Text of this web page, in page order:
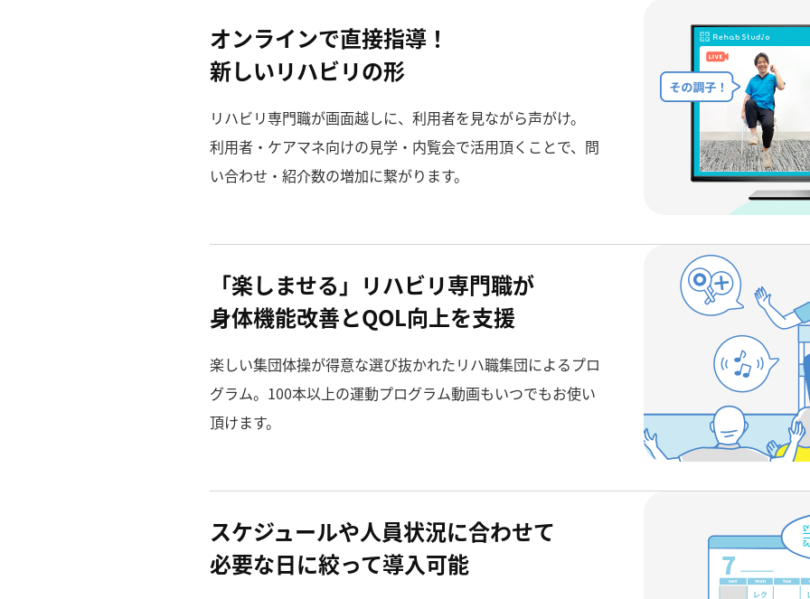
オンラインで直接指導！
新しいリハビリの形
リハビリ専門職が画面越しに、利用者を見ながら声がけ。
利用者・ケアマネ向けの見学・内覧会で活用頂くことで、問
い合わせ・紹介数の増加に繋がります。
「楽しませる」リハビリ専門職が
身体機能改善とQOL向上を支援
楽しい集団体操が得意な選び抜かれたリハ職集団によるプロ
グラム。100本以上の運動プログラム動画もいつでもお使い
頂けます。
スケジュールや人員状況に合わせて
必要な日に絞って導入可能